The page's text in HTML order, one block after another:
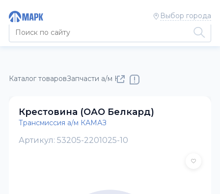
Выбор города
Каталог товаровЗапчасти а/м КАМАЗ
Крестовина (ОАО Белкард)
Трансмиссия а/м КАМАЗ
Артикул: 53205-2201025-10